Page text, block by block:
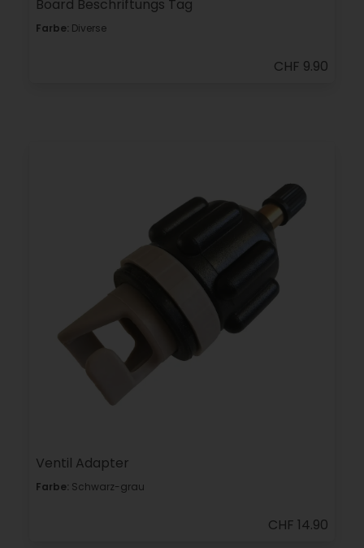
Board Beschriftungs Tag
Farbe: Diverse
CHF 9.90
Ventil Adapter
Farbe: Schwarz-grau
CHF 14.90